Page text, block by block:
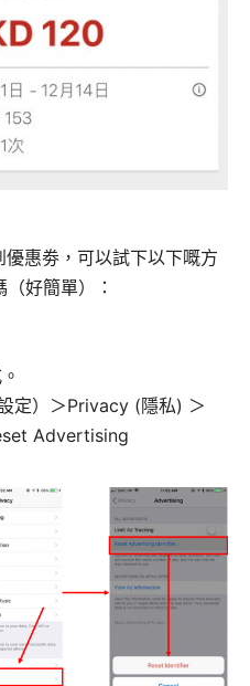
惠劵，可以試下以下嘅方
好簡單）：
定）＞Privacy (隱私) ＞
Advertising